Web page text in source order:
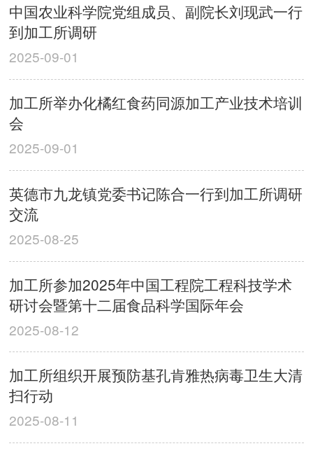
中国农业科学院党组成员、副院长刘现武一行
到加工所调研
2025-09-01
加工所举办化橘红食药同源加工产业技术培训
会
2025-09-01
英德市九龙镇党委书记陈合一行到加工所调研
交流
2025-08-25
加工所参加2025年中国工程院工程科技学术
研讨会暨第十二届食品科学国际年会
2025-08-12
加工所组织开展预防基孔肯雅热病毒卫生大清
扫行动
2025-08-11